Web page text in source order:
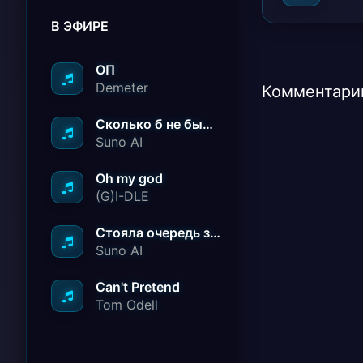
В ЭФИРЕ
ОП
Demeter
Сколько б не было вам лет не грустите
Suno AI
Oh my god
(G)I-DLE
Стояла очередь за радостью
Suno AI
Can't Pretend
Tom Odell